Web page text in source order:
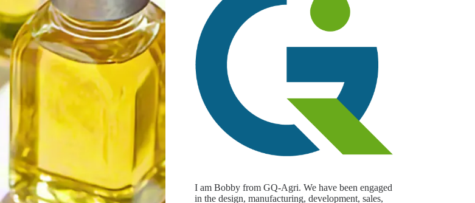
I am Bobby from GQ-Agri. We have been engaged
in the design, manufacturing, development, sales,